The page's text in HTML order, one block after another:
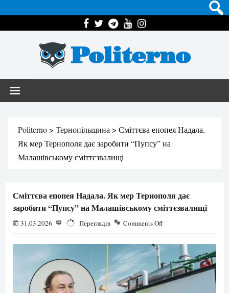
Politerno
Politerno > Тернопільщина > Сміттєва епопея Надала.
Як мер Тернополя дає заробити “Пупсу” на
Малашівському сміттєзвалищі
Сміттєва епопея Надала. Як мер Тернополя дає
заробити “Пупсу” на Малашівському сміттєзвалищі
31.03.2026 2295 Переглядів Comments Off